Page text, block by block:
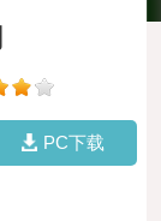
PC下载